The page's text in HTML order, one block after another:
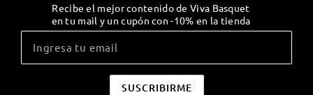
Recibe el mejor contenido de Viva Basquet
en tu mail y un cupón con -10% en la tienda